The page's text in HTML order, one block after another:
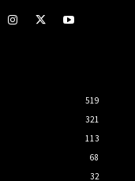
519
321
113
68
32